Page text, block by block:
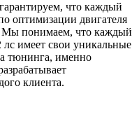
что каждый
оптимизации двигателя
Мы понимаем, что каждый
имеет свои уникальные
тюнинга, именно
клиента.